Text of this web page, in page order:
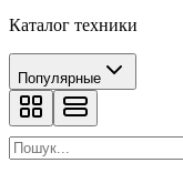
Каталог техники
Популярные